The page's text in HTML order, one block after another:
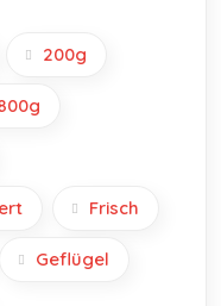
200g
Frisch
Geflügel